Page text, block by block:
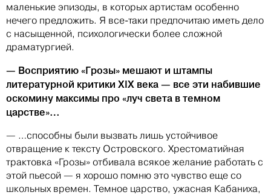
маленькие эпизоды, в которых артистам особенно
нечего предложить. Я все-таки предпочитаю иметь дело
с насыщенной, психологически более сложной
драматургией.
— Восприятию «Грозы» мешают и штампы
литературной критики XIX века — все эти набившие
оскомину максимы про «луч света в темном
царстве»…
— …способны были вызвать лишь устойчивое
отвращение к тексту Островского. Хрестоматийная
трактовка «Грозы» отбивала всякое желание работать с
этой пьесой — я хорошо помню это чувство еще со
школьных времен. Темное царство, ужасная Кабаниха,